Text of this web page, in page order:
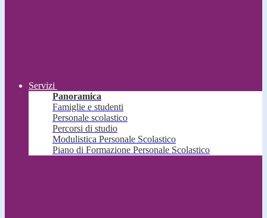
Servizi
Panoramica
Famiglie e studenti
Personale scolastico
Percorsi di studio
Modulistica Personale Scolastico
Piano di Formazione Personale Scolastico